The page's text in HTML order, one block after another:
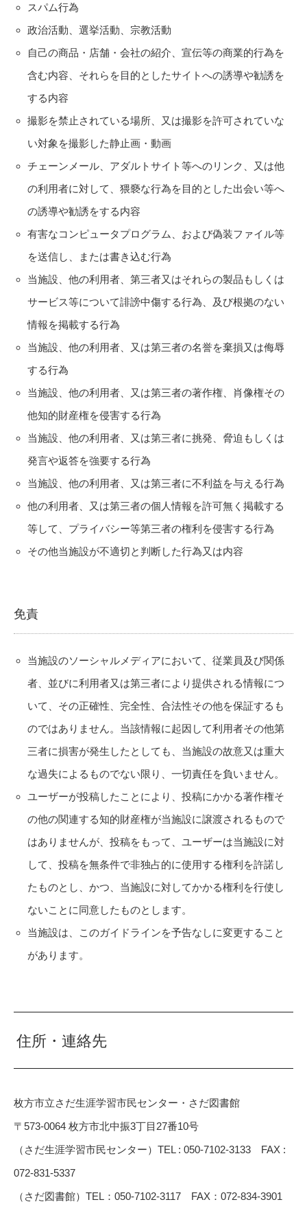
スパム行為
政治活動、選挙活動、宗教活動
自己の商品・店舗・会社の紹介、宣伝等の商業的行為を
含む内容、それらを目的としたサイトへの誘導や勧誘を
する内容
撮影を禁止されている場所、又は撮影を許可されていな
い対象を撮影した静止画・動画
チェーンメール、アダルトサイト等へのリンク、又は他
の利用者に対して、猥褻な行為を目的とした出会い等へ
の誘導や勧誘をする内容
有害なコンピュータプログラム、および偽装ファイル等
を送信し、または書き込む行為
当施設、他の利用者、第三者又はそれらの製品もしくは
サービス等について誹謗中傷する行為、及び根拠のない
情報を掲載する行為
当施設、他の利用者、又は第三者の名誉を棄損又は侮辱
する行為
当施設、他の利用者、又は第三者の著作権、肖像権その
他知的財産権を侵害する行為
当施設、他の利用者、又は第三者に挑発、脅迫もしくは
発言や返答を強要する行為
当施設、他の利用者、又は第三者に不利益を与える行為
他の利用者、又は第三者の個人情報を許可無く掲載する
等して、プライバシー等第三者の権利を侵害する行為
その他当施設が不適切と判断した行為又は内容
免責
当施設のソーシャルメディアにおいて、従業員及び関係
者、並びに利用者又は第三者により提供される情報につ
いて、その正確性、完全性、合法性その他を保証するも
のではありません。当該情報に起因して利用者その他第
三者に損害が発生したとしても、当施設の故意又は重大
な過失によるものでない限り、一切責任を負いません。
ユーザーが投稿したことにより、投稿にかかる著作権そ
の他の関連する知的財産権が当施設に譲渡されるもので
はありませんが、投稿をもって、ユーザーは当施設に対
して、投稿を無条件で非独占的に使用する権利を許諾し
たものとし、かつ、当施設に対してかかる権利を行使し
ないことに同意したものとします。
当施設は、このガイドラインを予告なしに変更すること
があります。
住所・連絡先
枚方市立さだ生涯学習市民センター・さだ図書館
〒573-0064 枚方市北中振3丁目27番10号
（さだ生涯学習市民センター）TEL : 050-7102-3133 FAX :
072-831-5337
（さだ図書館）TEL：050-7102-3117 FAX：072-834-3901